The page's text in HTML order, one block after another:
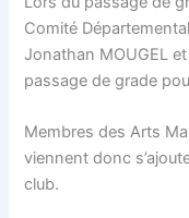
Comité
Jonathan MOUGEL
passage de grade
Membres des Arts
viennent donc
club.